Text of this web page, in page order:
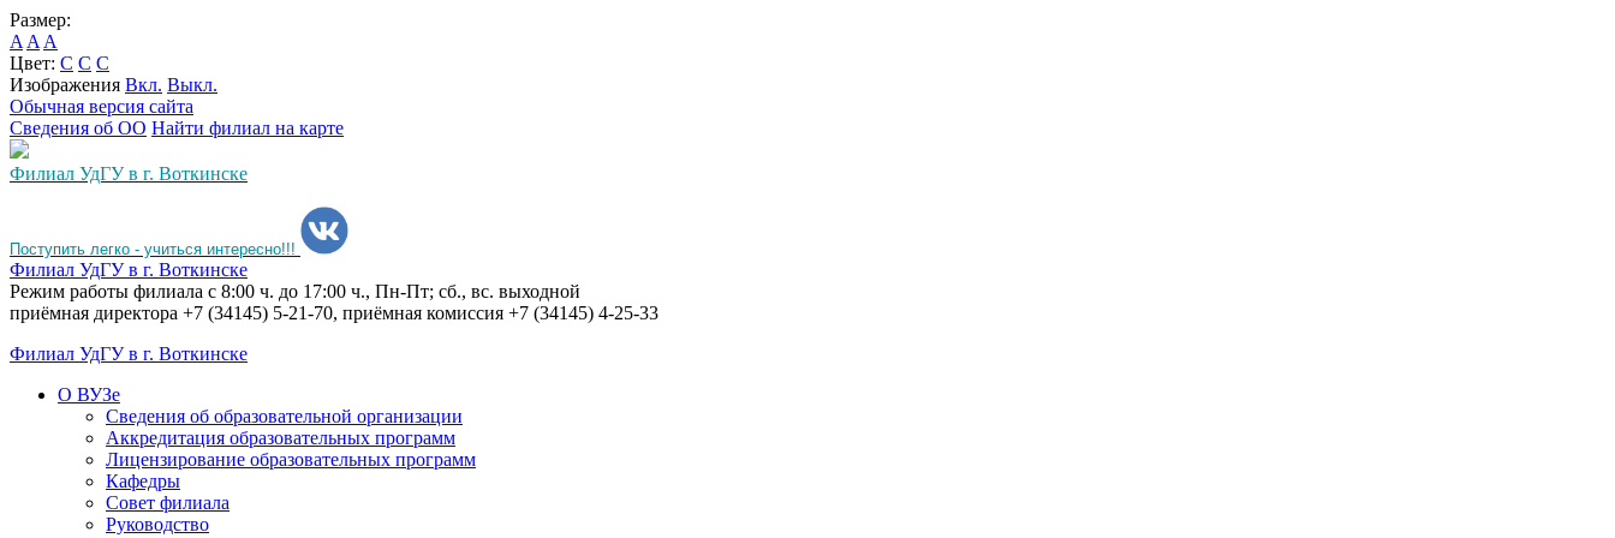
Размер:
A A A
Цвет: C C C
Изображения Вкл. Выкл.
Обычная версия сайта
Сведения об ОО Найти филиал на карте
Филиал УдГУ в г. Воткинске
Поступить легко - учиться интересно!!!
Филиал УдГУ в г. Воткинске
Режим работы филиала с 8:00 ч. до 17:00 ч., Пн-Пт; сб., вс. выходной
приёмная директора +7 (34145) 5-21-70, приёмная комиссия +7 (34145) 4-25-33
Филиал УдГУ в г. Воткинске
О ВУЗе
Сведения об образовательной организации
Аккредитация образовательных программ
Лицензирование образовательных программ
Кафедры
Совет филиала
Руководство